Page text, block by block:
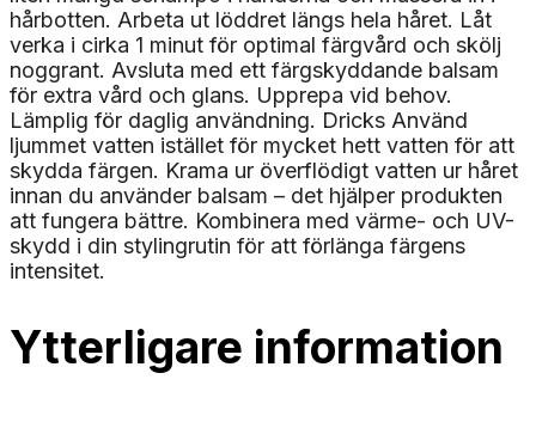
hårbotten. Arbeta ut löddret längs hela håret. Låt
verka i cirka 1 minut för optimal färgvård och skölj
noggrant. Avsluta med ett färgskyddande balsam
för extra vård och glans. Upprepa vid behov.
Lämplig för daglig användning. Dricks Använd
ljummet vatten istället för mycket hett vatten för att
skydda färgen. Krama ur överflödigt vatten ur håret
innan du använder balsam – det hjälper produkten
att fungera bättre. Kombinera med värme- och UV-
skydd i din stylingrutin för att förlänga färgens
intensitet.
Ytterligare information